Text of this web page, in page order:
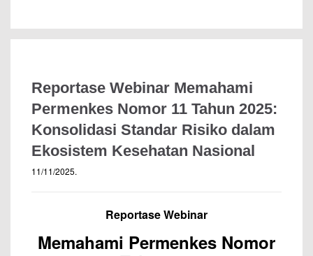
Reportase Webinar Memahami
Permenkes Nomor 11 Tahun 2025:
Konsolidasi Standar Risiko dalam
Ekosistem Kesehatan Nasional
11/11/2025.
Reportase Webinar
Memahami Permenkes Nomor